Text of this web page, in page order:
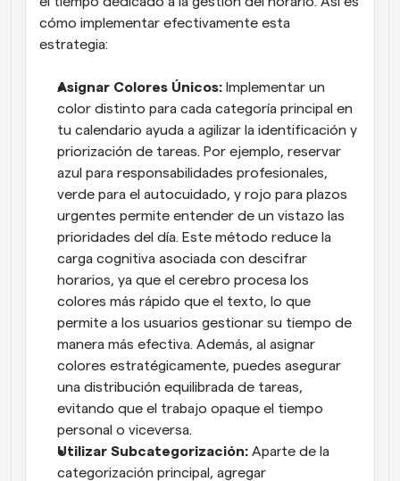
cómo implementar efectivamente esta
estrategia:
Asignar Colores Únicos: Implementar un
color distinto para cada categoría principal en
tu calendario ayuda a agilizar la identificación y
priorización de tareas. Por ejemplo, reservar
azul para responsabilidades profesionales,
verde para el autocuidado, y rojo para plazos
urgentes permite entender de un vistazo las
prioridades del día. Este método reduce la
carga cognitiva asociada con descifrar
horarios, ya que el cerebro procesa los
colores más rápido que el texto, lo que
permite a los usuarios gestionar su tiempo de
manera más efectiva. Además, al asignar
colores estratégicamente, puedes asegurar
una distribución equilibrada de tareas,
evitando que el trabajo opaque el tiempo
personal o viceversa.
Utilizar Subcategorización: Aparte de la
categorización principal, agregar